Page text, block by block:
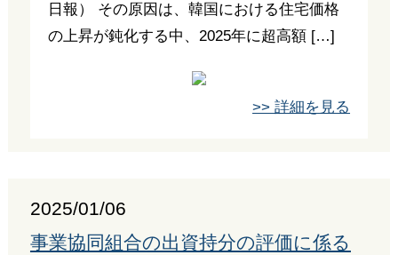
日報） その原因は、韓国における住宅価格
の上昇が鈍化する中、2025年に超高額 […]
>> 詳細を見る
2025/01/06
事業協同組合の出資持分の評価に係る